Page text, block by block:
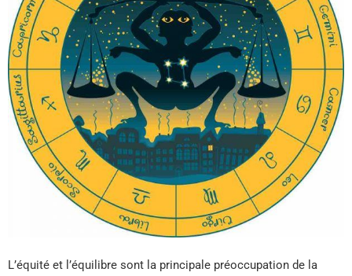
L’équité et l’équilibre sont la principale préoccupation de la